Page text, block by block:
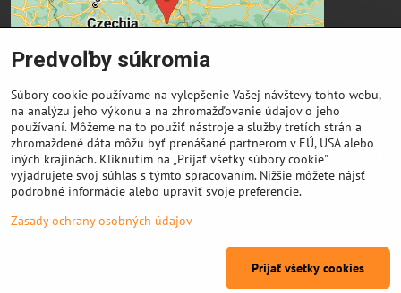
Dôležité odkazy
Výkup cievok
Zásady ochrany osobných údajov
Predvoľby súkromia
Súbory cookie používame na vylepšenie Vašej návštevy tohto webu,
na analýzu jeho výkonu a na zhromažďovanie údajov o jeho
používaní. Môžeme na to použiť nástroje a služby tretích strán a
zhromaždené dáta môžu byť prenášané partnerom v EÚ, USA alebo
iných krajinách. Kliknutím na „Prijať všetky súbory cookie"
vyjadrujete svoj súhlas s týmto spracovaním. Nižšie môžete nájsť
podrobné informácie alebo upraviť svoje preferencie.
Zásady ochrany osobných údajov
Prijať všetky cookies